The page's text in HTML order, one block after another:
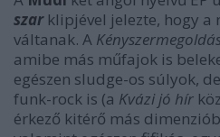
szarklipjével jelezte, hogy a
váltanak. A
amibe más műfajok is
egészen sludge-os súlyok,
funk-rock is (a Kvázi jó hír
érkező kitérő más